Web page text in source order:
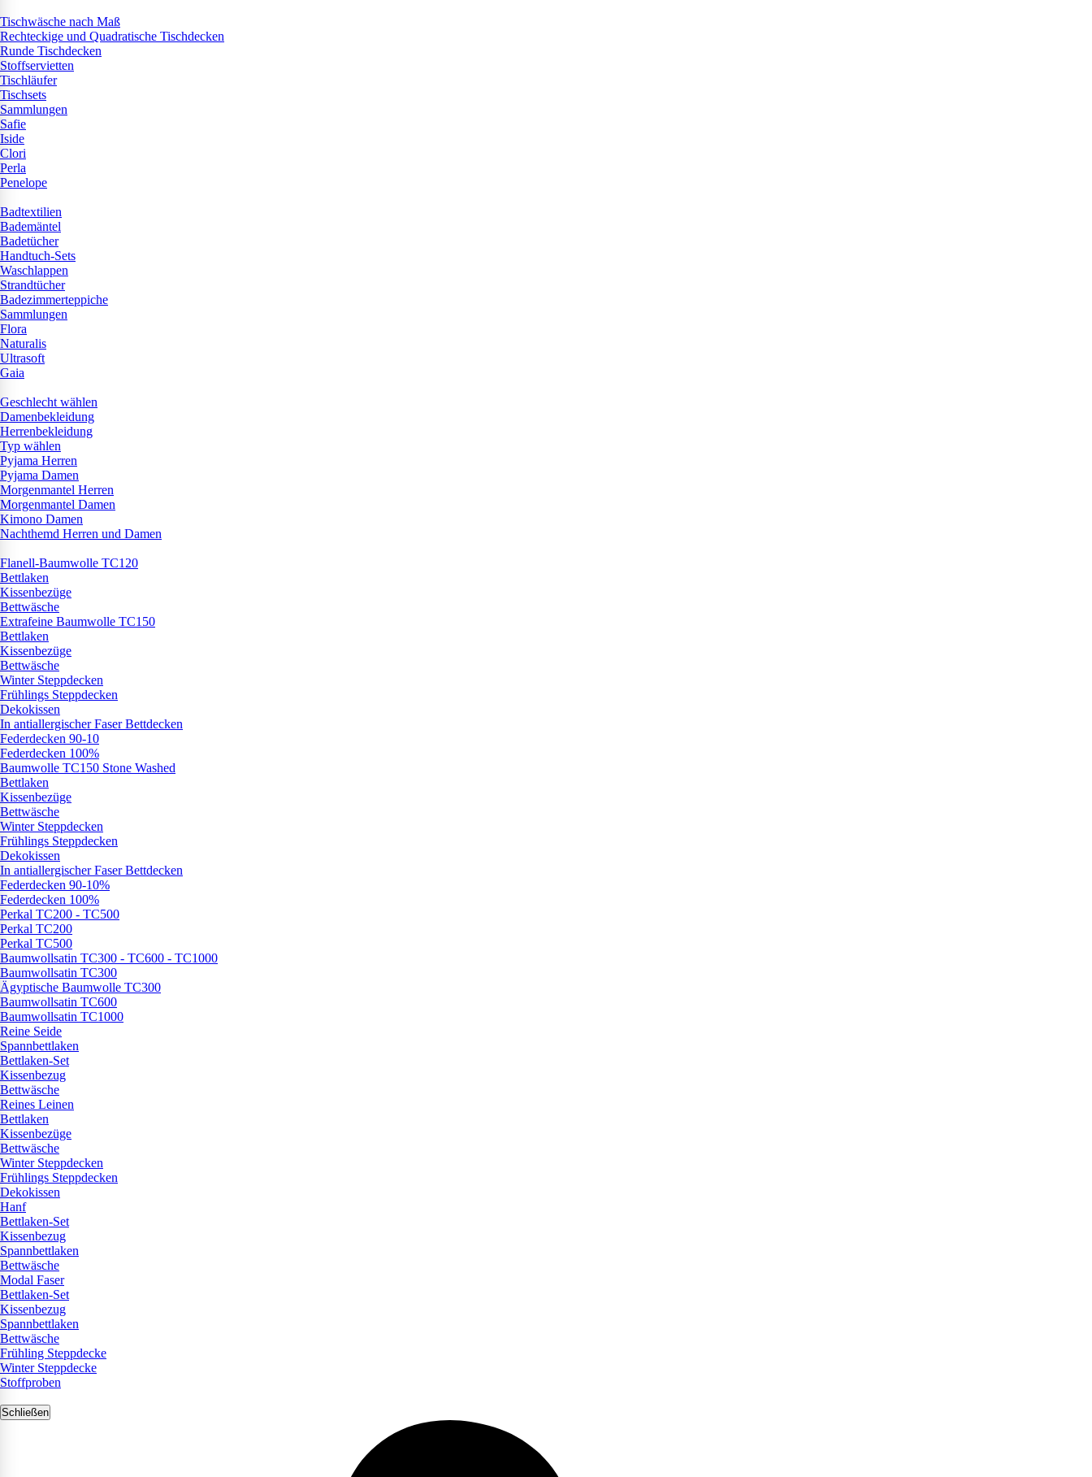
Tischwäsche nach Maß
Rechteckige und Quadratische Tischdecken
Runde Tischdecken
Stoffservietten
Tischläufer
Tischsets
Sammlungen
Safie
Iside
Clori
Perla
Penelope
Badtextilien
Bademäntel
Badetücher
Handtuch-Sets
Waschlappen
Strandtücher
Badezimmerteppiche
Sammlungen
Flora
Naturalis
Ultrasoft
Gaia
Geschlecht wählen
Damenbekleidung
Herrenbekleidung
Typ wählen
Pyjama Herren
Pyjama Damen
Morgenmantel Herren
Morgenmantel Damen
Kimono Damen
Nachthemd Herren und Damen
Flanell-Baumwolle TC120
Bettlaken
Kissenbezüge
Bettwäsche
Extrafeine Baumwolle TC150
Bettlaken
Kissenbezüge
Bettwäsche
Winter Steppdecken
Frühlings Steppdecken
Dekokissen
In antiallergischer Faser Bettdecken
Federdecken 90-10
Federdecken 100%
Baumwolle TC150 Stone Washed
Bettlaken
Kissenbezüge
Bettwäsche
Winter Steppdecken
Frühlings Steppdecken
Dekokissen
In antiallergischer Faser Bettdecken
Federdecken 90-10%
Federdecken 100%
Perkal TC200 - TC500
Perkal TC200
Perkal TC500
Baumwollsatin TC300 - TC600 - TC1000
Baumwollsatin TC300
Ägyptische Baumwolle TC300
Baumwollsatin TC600
Baumwollsatin TC1000
Reine Seide
Spannbettlaken
Bettlaken-Set
Kissenbezug
Bettwäsche
Reines Leinen
Bettlaken
Kissenbezüge
Bettwäsche
Winter Steppdecken
Frühlings Steppdecken
Dekokissen
Hanf
Bettlaken-Set
Kissenbezug
Spannbettlaken
Bettwäsche
Modal Faser
Bettlaken-Set
Kissenbezug
Spannbettlaken
Bettwäsche
Frühling Steppdecke
Winter Steppdecke
Stoffproben
Schließen